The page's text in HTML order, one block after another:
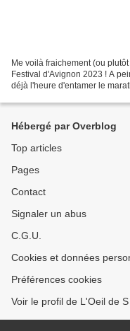
Me voilà fraichement (ou
Festival d'Avignon 2023 ! A
déjà l'heure d'entamer le
Hébergé par Overblog
Top articles
Pages
Contact
Signaler un abus
C.G.U.
Cookies et données
Préférences cookies
Voir le profil de L'Oeil de